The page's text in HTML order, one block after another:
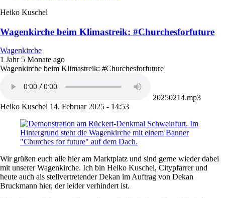
Heiko Kuschel
Wagenkirche beim Klimastreik: #Churchesforfuture
Wagenkirche
1 Jahr 5 Monate ago
Wagenkirche beim Klimastreik: #Churchesforfuture
20250214.mp3
Heiko Kuschel 14. Februar 2025 - 14:53
Wir grüßen euch alle hier am Marktplatz und sind gerne wieder dabei
mit unserer Wagenkirche. Ich bin Heiko Kuschel, Citypfarrer und
heute auch als stellvertretender Dekan im Auftrag von Dekan
Bruckmann hier, der leider verhindert ist.